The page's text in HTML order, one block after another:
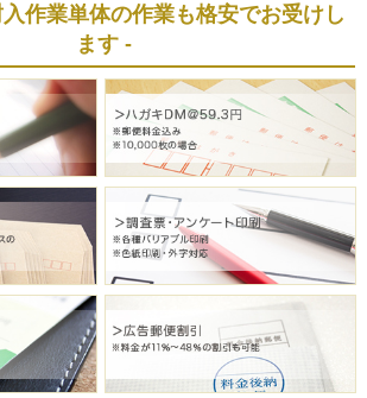
作業単体の作業も格安でお受けし
ます -